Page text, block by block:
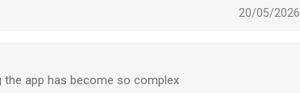
20/05/2026
the app has become so complex